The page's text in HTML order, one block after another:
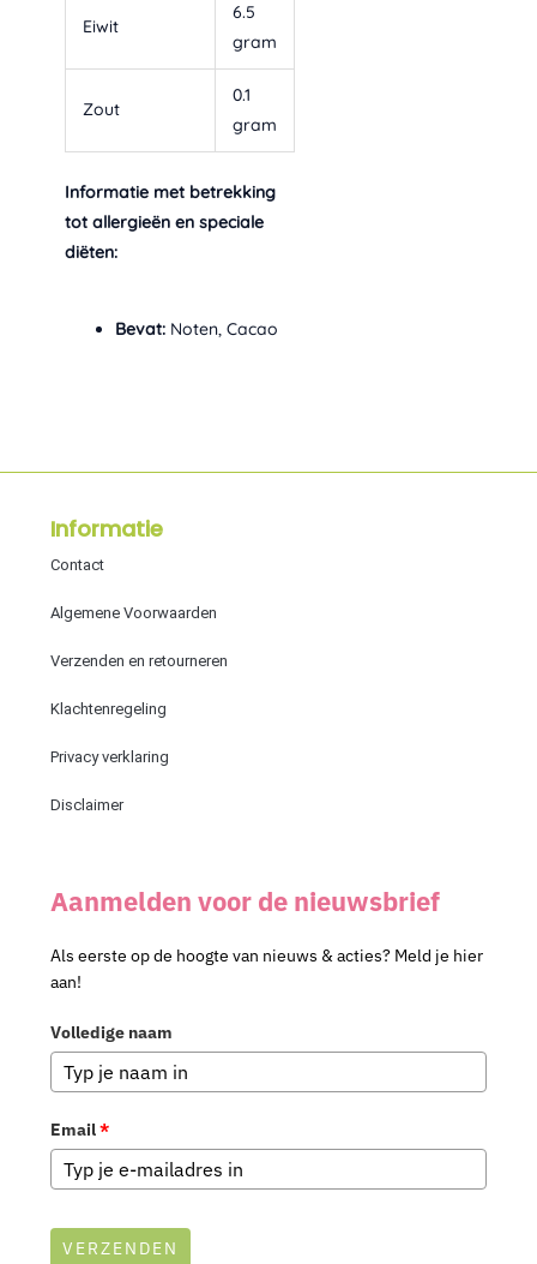
Eiwit
6.5
gram
Zout
0.1
gram
Informatie met betrekking
tot allergieën en speciale
diëten:
Bevat: Noten, Cacao
Informatie
Contact
Algemene Voorwaarden
Verzenden en retourneren
Klachtenregeling
Privacy verklaring
Disclaimer
Aanmelden voor de nieuwsbrief
Als eerste op de hoogte van nieuws & acties? Meld je hier
aan!
Volledige naam
Email*
VERZENDEN